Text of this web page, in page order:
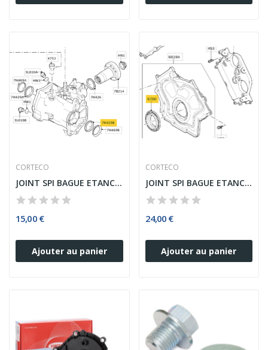
CORTECO
JOINT SPI BAGUE ETANCHEITE BOITE DE TRANSFERT...
15,00 €
Ajouter au panier
CORTECO
JOINT SPI BAGUE ETANCHEITE VILEBREQUIN COTE...
24,00 €
Ajouter au panier